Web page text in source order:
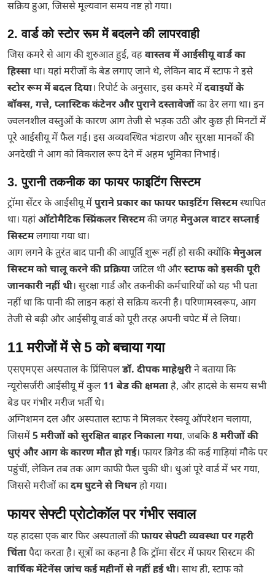
सक्रिय हुआ, जिससे मूल्यवान समय नष्ट हो गया।
2. वार्ड को स्टोर रूम में बदलने की लापरवाही
जिस कमरे से आग की शुरुआत हुई, वहवास्तव में आईसीयू वार्ड का
हिस्साथा। यहां मरीजों के बेड लगाए जाने थे, लेकिन बाद में स्टाफ ने इसे
स्टोर रूम में बदल दिया। रिपोर्ट के अनुसार, इस कमरे मेंदवाइयों के
बॉक्स, गत्ते, प्लास्टिक कंटेनर और पुराने दस्तावेजोंका ढेर लगा था। इन
ज्वलनशील वस्तुओं के कारण आग तेजी से भड़क उठी और कुछ ही मिनटों में
पूरे आईसीयू में फैल गई। इस अव्यवस्थित भंडारण और सुरक्षा मानकों की
अनदेखी ने आग को विकराल रूप देने में अहम भूमिका निभाई।
3. पुरानी तकनीक का फायर फाइटिंग सिस्टम
ट्रॉमा सेंटर के आईसीयू मेंपुराने प्रकार का फायर फाइटिंग सिस्टमस्थापित
था। यहांऑटोमैटिक स्प्रिंकलर सिस्टमकी जगहमेनुअल वाटर सप्लाई
सिस्टमलगाया गया था।
आग लगने के तुरंत बाद पानी की आपूर्ति शुरू नहीं हो सकी क्योंकिमेनुअल
सिस्टम को चालू करने की प्रक्रियाजटिल थी औरस्टाफ को इसकी पूरी
जानकारी नहीं थी। सुरक्षा गार्ड और तकनीकी कर्मचारियों को यह भी पता
नहीं था कि पानी की लाइन कहां से सक्रिय करनी है। परिणामस्वरूप, आग
तेजी से बढ़ी और आईसीयू वार्ड को पूरी तरह अपनी चपेट में ले लिया।
11 मरीजों में से 5 को बचाया गया
एसएमएस अस्पताल के प्रिंसिपलडॉ. दीपक माहेश्वरीने बताया कि
न्यूरोसर्जरी आईसीयू में कुल 11 बेड की क्षमताहै, और हादसे के समय सभी
बेड पर गंभीर मरीज भर्ती थे।
अग्निशमन दल और अस्पताल स्टाफ ने मिलकर रेस्क्यू ऑपरेशन चलाया,
जिसमें5 मरीजों को सुरक्षित बाहर निकाला गया, जबकि8 मरीजों की
धुएं और आग के कारण मौत हो गई। फायर ब्रिगेड की कई गाड़ियां मौके पर
पहुंचीं, लेकिन तब तक आग काफी फैल चुकी थी। धुआं पूरे वार्ड में भर गया,
जिससे मरीजों कादम घुटने से निधनहो गया।
फायर सेफ्टी प्रोटोकॉल पर गंभीर सवाल
यह हादसा एक बार फिर अस्पतालों कीफायर सेफ्टी व्यवस्था पर गहरी
चिंतापैदा करता है। सूत्रों का कहना है कि ट्रॉमा सेंटर में फायर सिस्टम की
वार्षिक मेंटेनेंस जांच कई महीनों से नहीं हुई थी। साथ ही, स्टाफ को